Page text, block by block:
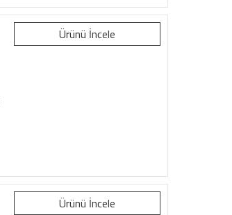
Ürünü İncele
Ürünü İncele